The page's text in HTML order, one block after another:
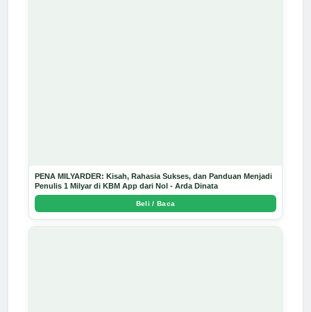
PENA MILYARDER: Kisah, Rahasia Sukses, dan Panduan Menjadi
Penulis 1 Milyar di KBM App dari Nol - Arda Dinata
Beli / Baca